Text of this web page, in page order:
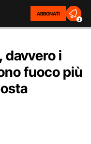
ABBONATI
2
davvero i
fuoco più